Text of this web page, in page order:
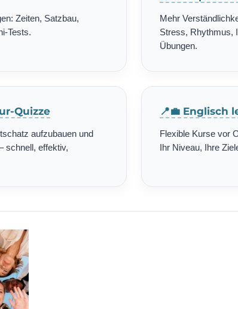
Zeiten, Satzbau,
Tests.
Mehr
Stress, Rhythmus,
Übungen.
Quizze
aufzubauen und
schnell, effektiv,
📍💼 Englisch
Flexible Kurse vor
Ihr Niveau, Ihre